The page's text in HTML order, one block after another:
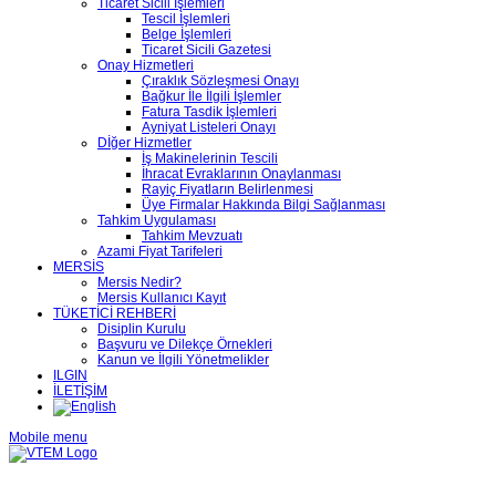
Ticaret Sicili İşlemleri
Tescil İşlemleri
Belge İşlemleri
Ticaret Sicili Gazetesi
Onay Hizmetleri
Çıraklık Sözleşmesi Onayı
Bağkur İle İlgili İşlemler
Fatura Tasdik İşlemleri
Ayniyat Listeleri Onayı
Dİğer Hizmetler
İş Makinelerinin Tescili
İhracat Evraklarının Onaylanması
Rayiç Fiyatların Belirlenmesi
Üye Firmalar Hakkında Bilgi Sağlanması
Tahkim Uygulaması
Tahkim Mevzuatı
Azami Fiyat Tarifeleri
MERSİS
Mersis Nedir?
Mersis Kullanıcı Kayıt
TÜKETİCİ REHBERİ
Disiplin Kurulu
Başvuru ve Dilekçe Örnekleri
Kanun ve İlgili Yönetmelikler
ILGIN
İLETİŞİM
Mobile menu